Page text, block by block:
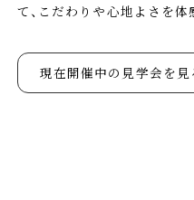
て、こだわりや心地よさを体
現在開催中の見学会を見